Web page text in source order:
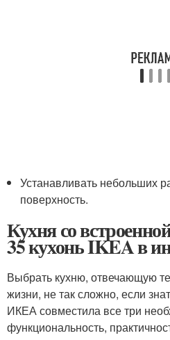
Устанавливать небольших
поверхность.
Кухня со
35 кухонь IKEA в
Выбрать кухню, отвечающую
жизни, не так сложно, если
ИКЕА совместила все три
функциональность,